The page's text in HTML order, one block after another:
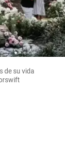
de su vida